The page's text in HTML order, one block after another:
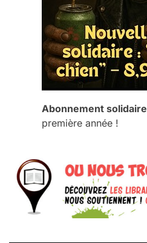
Abonnement solidaire
première année !